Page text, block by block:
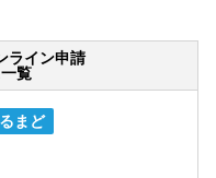
ライン申請
覧
まど